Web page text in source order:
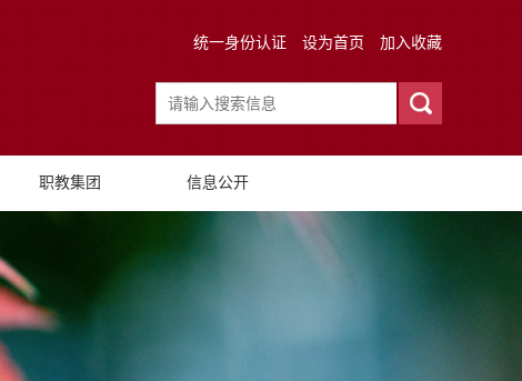
统一身份认证 设为首页 加入收藏
职教集团 信息公开